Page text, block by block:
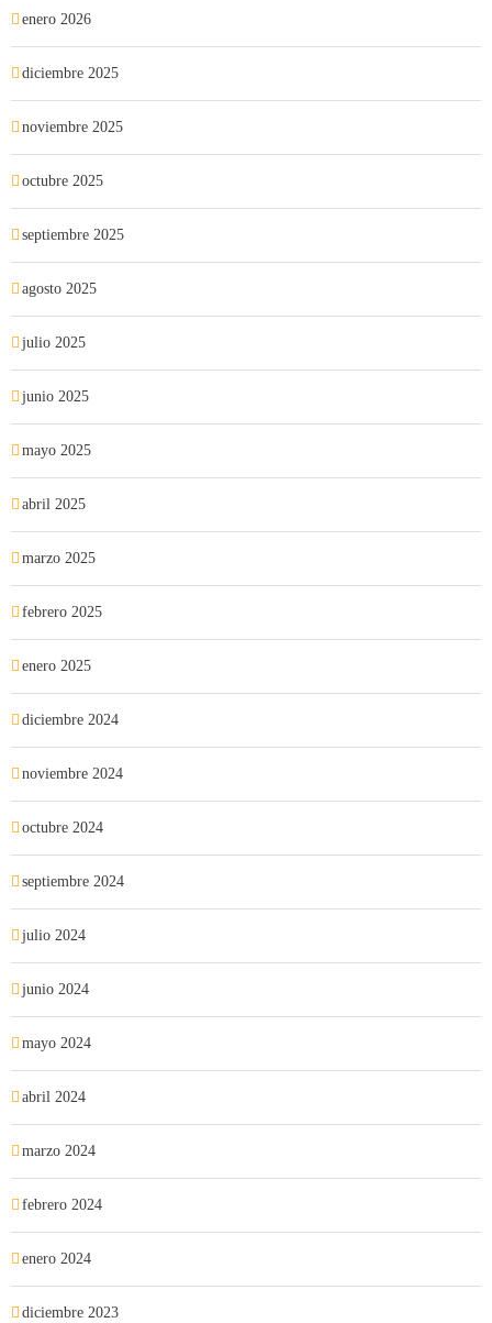
enero 2026
diciembre 2025
noviembre 2025
octubre 2025
septiembre 2025
agosto 2025
julio 2025
junio 2025
mayo 2025
abril 2025
marzo 2025
febrero 2025
enero 2025
diciembre 2024
noviembre 2024
octubre 2024
septiembre 2024
julio 2024
junio 2024
mayo 2024
abril 2024
marzo 2024
febrero 2024
enero 2024
diciembre 2023